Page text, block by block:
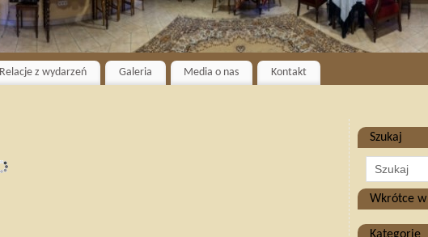
Relacje z wydarzeń Galeria Media o nas Kontakt
Szukaj
Wkrótce w
Kategorie